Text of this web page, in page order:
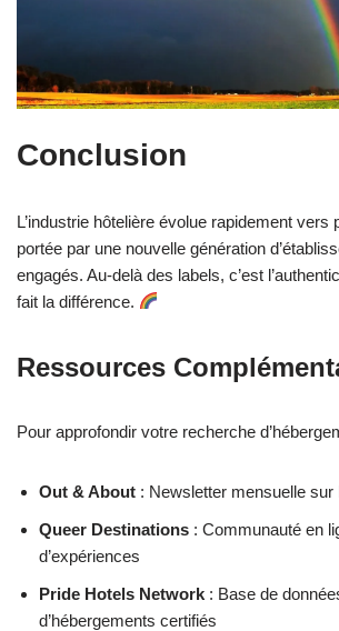
Conclusion
L’industrie hôtelière évolue rapidement vers
portée par une nouvelle génération
engagés. Au-delà des labels, c’est
fait la différence.
Ressources
Pour approfondir votre recherche
Out & About : Newsletter mensuelle
Queer Destinations : Communauté en
d’expériences
Pride Hotels Network : Base de
d’hébergements certifiés